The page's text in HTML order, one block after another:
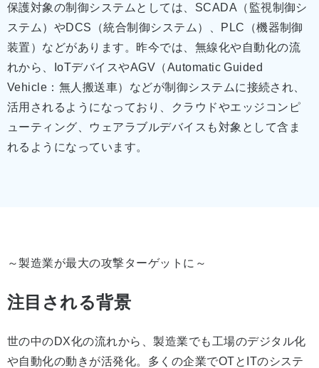
保護対象の制御システムとしては、SCADA（監視制御シ
ステム）やDCS（統合制御システム）、PLC（機器制御
装置）などがあります。昨今では、無線化や自動化の流
れから、IoTデバイスやAGV（Automatic Guided
Vehicle：無人搬送車）などが制御システムに接続され、
活用されるようになっており、クラウドやエッジコンピ
ューティング、ウェアラブルデバイスも対象として含ま
れるようになっています。
～製造業が最大の攻撃ターゲットに～
注目される背景
世の中のDX化の流れから、製造業でも工場のデジタル化
や自動化の動きが活発化。多くの企業でOTとITのシステ